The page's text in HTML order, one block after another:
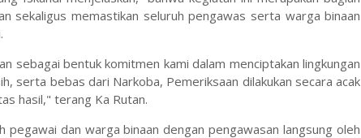
sekaligus memastikan seluruh pengawas serta warga binaan
sebagai bentuk komitmen kami dalam menciptakan lingkungan
serta bebas dari Narkoba, Pemeriksaan dilakukan secara acak
hasil," terang Ka Rutan.
pegawai dan warga binaan dengan pengawasan langsung oleh